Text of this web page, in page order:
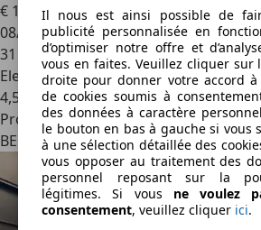
Il nous est ainsi possible de
publicité personnalisée en
d’optimiser notre offre et
vous en faites. Veuillez cliquer sur
droite pour donner votre accord
de cookies soumis à
des données à caractère
le bouton en bas à gauche si vous
à une sélection détaillée des
vous opposer au traitement des
personnel reposant sur la
légitimes. Si vous ne voulez
consentement, veuillez cliquer ici.
€ 18 850 1
08/2023
31 784 km
Electrique/Essence
4,5 l/100 km (mixte)
Professionnel
BE 1330